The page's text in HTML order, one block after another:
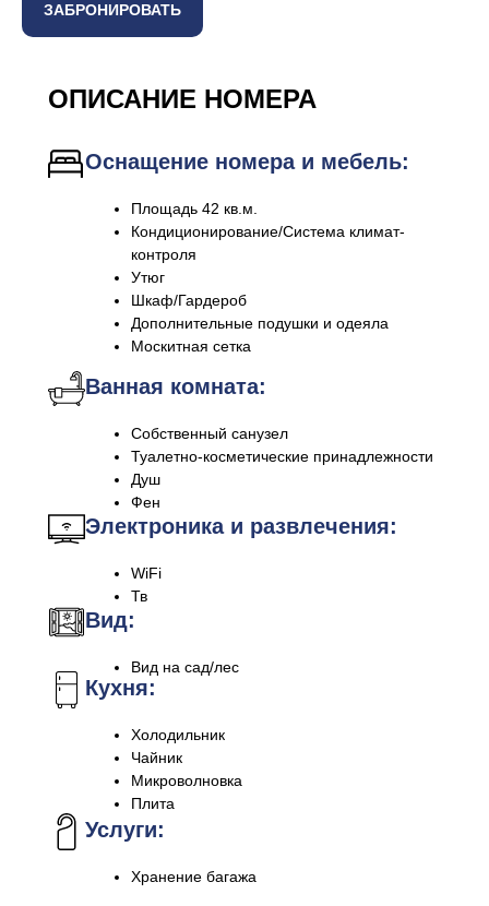
ЗАБРОНИРОВАТЬ
ОПИСАНИЕ НОМЕРА
Ванная комната:
Собственный санузел
Туалетно-косметические принадлежности
Душ
Фен
Электроника и развлечения:
WiFi
Тв
Кухня:
Холодильник
Чайник
Микроволновка
Плита
Услуги:
Хранение багажа
Вид:
Вид на сад/лес
Оснащение номера и мебель:
Площадь 42 кв.м.
Кондиционирование/Система климат-
контроля
Утюг
Шкаф/Гардероб
Дополнительные подушки и одеяла
Москитная сетка